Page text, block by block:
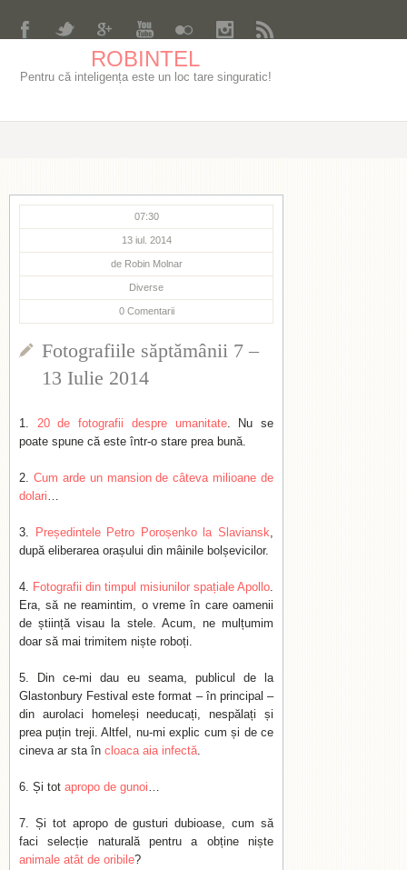
ROBINTEL
Pentru că inteligența este un loc tare singuratic!
07:30
13 iul. 2014
de Robin Molnar
Diverse
0 Comentarii
Fotografiile săptămânii 7 –
13 Iulie 2014
20 de fotografii despre umanitate. Nu se
poate spune că este într-o stare prea bună.
Cum arde un mansion de câteva milioane de
dolari…
Președintele Petro Poroșenko la Slaviansk,
după eliberarea orașului din mâinile bolșevicilor.
Fotografii din timpul misiunilor spațiale Apollo.
Era, să ne reamintim, o vreme în care oamenii
de știință visau la stele. Acum, ne mulțumim
doar să mai trimitem niște roboți.
Din ce-mi dau eu seama, publicul de la
Glastonbury Festival este format – în principal –
din aurolaci homeleși needucați, nespălați și
prea puțin treji. Altfel, nu-mi explic cum și de ce
cineva ar sta în cloaca aia infectă.
Și tot apropo de gunoi…
Și tot apropo de gusturi dubioase, cum să
faci selecție naturală pentru a obține niște
animale atât de oribile?